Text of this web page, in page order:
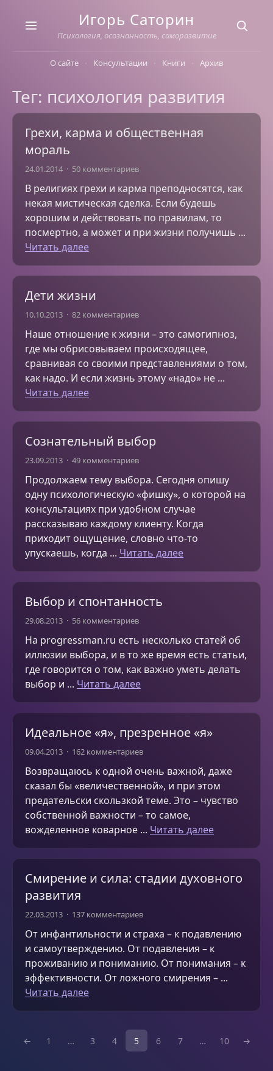
Игорь Саторин
Психология, осознанность, саморазвитие
О сайте Консультации Книги Архив
Тег: психология развития
Грехи, карма и общественная
мораль
24.01.2014 50 комментариев
В религиях грехи и карма преподносятся, как
некая мистическая сделка. Если будешь
хорошим и действовать по правилам, то
посмертно, а может и при жизни получишь ...
Читать далее
Дети жизни
10.10.2013 82 комментариев
Наше отношение к жизни – это самогипноз,
где мы обрисовываем происходящее,
сравнивая со своими представлениями о том,
как надо. И если жизнь этому «надо» не ...
Читать далее
Сознательный выбор
23.09.2013 49 комментариев
Продолжаем тему выбора. Сегодня опишу
одну психологическую «фишку», о которой на
консультациях при удобном случае
рассказываю каждому клиенту. Когда
приходит ощущение, словно что-то
упускаешь, когда ... Читать далее
Выбор и спонтанность
29.08.2013 56 комментариев
На progressman.ru есть несколько статей об
иллюзии выбора, и в то же время есть статьи,
где говорится о том, как важно уметь делать
выбор и ... Читать далее
Идеальное «я», презренное «я»
09.04.2013 162 комментариев
Возвращаюсь к одной очень важной, даже
сказал бы «величественной», и при этом
предательски скользкой теме. Это – чувство
собственной важности – то самое,
вожделенное коварное ... Читать далее
Смирение и сила: стадии духовного
развития
22.03.2013 137 комментариев
От инфантильности и страха – к подавлению
и самоутверждению. От подавления – к
проживанию и пониманию. От понимания – к
эффективности. От ложного смирения – ...
Читать далее
← 1 … 3 4 5 6 7 … 10 →